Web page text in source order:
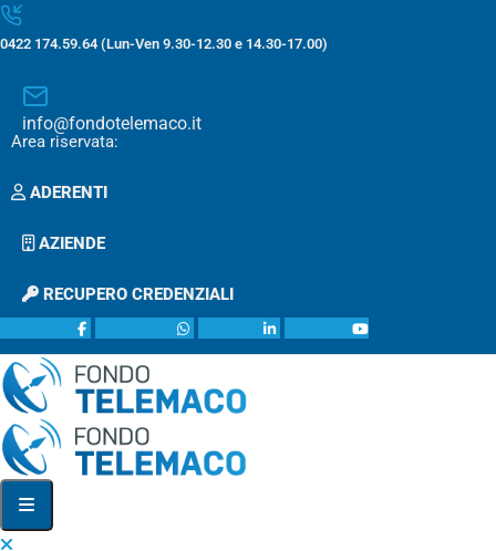
0422 174.59.64 (Lun-Ven 9.30-12.30 e 14.30-17.00)
info@fondotelemaco.it
Area riservata:
ADERENTI
AZIENDE
RECUPERO CREDENZIALI